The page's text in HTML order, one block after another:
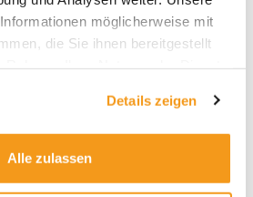
möglicherweise mit
die Sie ihnen bereitgestellt
Details zeigen
Alle zulassen
Fondsanalyst und
zuletzt als Analyst beim